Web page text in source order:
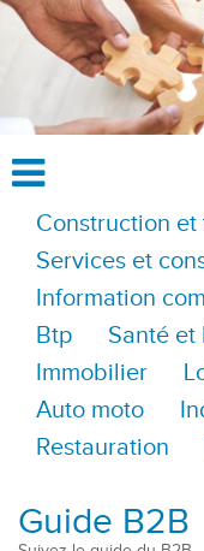
Construction et
Services et
Information
Btp
Santé et
Immobilier
Auto moto
Restauration
Guide B2B